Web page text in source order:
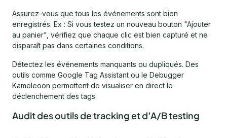
Assurez-vous que tous les événements sont bien
enregistrés. Ex : Si vous testez un nouveau bouton "Ajouter
au panier", vérifiez que chaque clic est bien capturé et ne
disparaît pas dans certaines conditions.
Détectez les événements manquants ou dupliqués. Des
outils comme Google Tag Assistant ou le Debugger
Kameleoon permettent de visualiser en direct le
déclenchement des tags.
Audit des outils de tracking et d’A/B testing